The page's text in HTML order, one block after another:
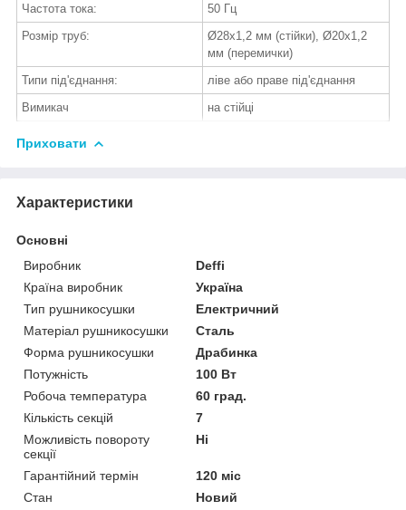
Частота тока:
50 Гц
Розмір труб:
Ø28х1,2 мм (стійки), Ø20х1,2
мм (перемички)
Типи під'єднання:
ліве або праве під'єднання
Вимикач
на стійці
Приховати
Характеристики
Основні
Виробник
Deffi
Країна виробник
Україна
Тип рушникосушки
Електричний
Матеріал рушникосушки
Сталь
Форма рушникосушки
Драбинка
Потужність
100 Вт
Робоча температура
60 град.
Кількість секцій
7
Можливість повороту
секції
Ні
Гарантійний термін
120 міс
Стан
Новий